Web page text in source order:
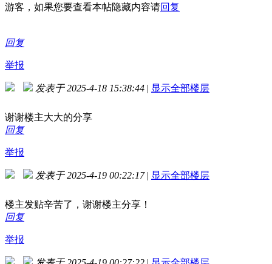
游客，如果您要查看本帖隐藏内容请回复
回复
举报
发表于 2025-4-18 15:38:44 | 显示全部楼层
谢谢楼主大大的分享
回复
举报
发表于 2025-4-19 00:22:17 | 显示全部楼层
楼主发贴辛苦了，谢谢楼主分享！
回复
举报